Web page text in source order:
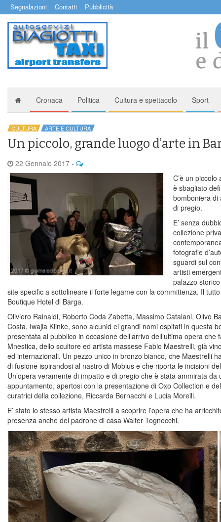
Segnalazioni Contatti Pubblicità
Cronaca Politica Cultura e spettacolo Sport
CULTURA ARTE E CULTURA
Un piccolo, grande luogo d’arte in
22 Gennaio 2017 -
C’è un
è sbagliato
bomboniera di
di pregio.
E’ senza
collezione
fotografie
sguardi sul
artisti
palazzo
site specific a sottolineare il forte legame con la committenza. Il
Boutique Hotel di Barga.
Oliviero Rainaldi, Roberto Coda Zabetta, Massimo Catalani, Olivo
Costa, Iwajla Klinke, sono alcunid ei grandi nomi ospitati in questa
presentata al pubblico in occasione dell’arrivo dell’ultima opera
Mnestica, dello scultore ed artista massese Fabio Maestrelli, già
ed internazionali. Un pezzo unico in bronzo bianco, che Maestrelli
di fusione ispirandosi al nastro di Mobius e che riporta le incisioni
Un’opera veramente di impatto e di pregio che è stata ammirata
appuntamento, apertosi con la presentazione di Oxo Collection e
curatrici della collezione, Riccarda Bernacchi e Lucia Morelli.
E’ stato lo stesso artista Maestrelli a scoprire l’opera che ha
presenza anche del padrone di casa Walter Tognocchi.